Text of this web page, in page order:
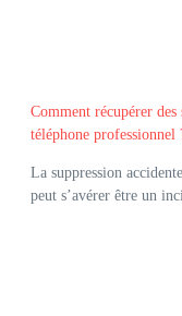
Comment récupérer des
téléphone professionnel
La suppression
peut s’avérer être un